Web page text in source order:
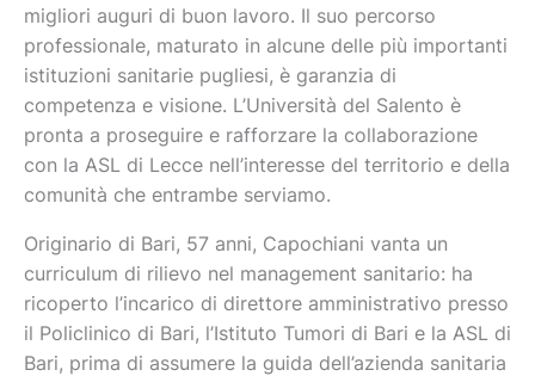
migliori auguri di buon lavoro. Il suo percorso
professionale, maturato in alcune delle più importanti
istituzioni sanitarie pugliesi, è garanzia di
competenza e visione. L’Università del Salento è
pronta a proseguire e rafforzare la collaborazione
con la ASL di Lecce nell’interesse del territorio e della
comunità che entrambe serviamo.
Originario di Bari, 57 anni, Capochiani vanta un
curriculum di rilievo nel management sanitario: ha
ricoperto l’incarico di direttore amministrativo presso
il Policlinico di Bari, l’Istituto Tumori di Bari e la ASL di
Bari, prima di assumere la guida dell’azienda sanitaria